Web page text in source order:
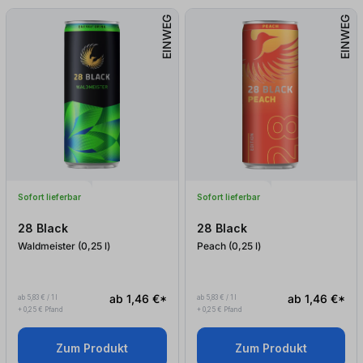
EINWEG
Sofort lieferbar
28 Black
Waldmeister (0,25 l)
ab 5,83 € / 1 l
+ 0,25 € Pfand
ab 1,46 €*
Zum Produkt
EINWEG
Sofort lieferbar
28 Black
Peach (0,25 l)
ab 5,83 € / 1 l
+ 0,25 € Pfand
ab 1,46 €*
Zum Produkt